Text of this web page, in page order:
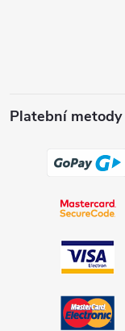
Platební metody